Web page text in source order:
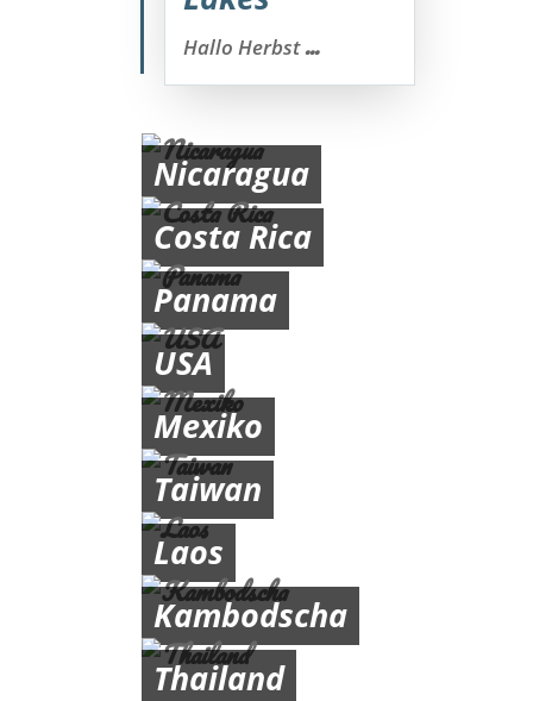
Hallo Herbst...
Nicaragua
Costa Rica
Panama
USA
Mexiko
Taiwan
Laos
Kambodscha
Thailand